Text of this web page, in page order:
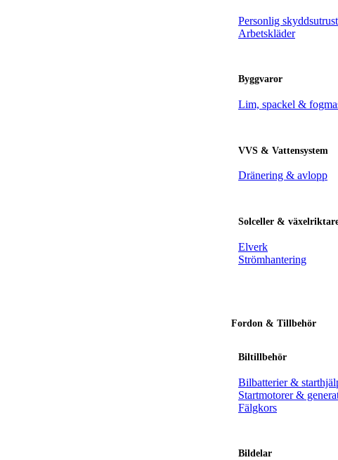
Personlig
Arbetskläder
Byggvaror
Lim, spackel &
VVS & Vattensystem
Dränering & avlopp
Solceller &
Elverk
Strömhantering
Fordon & Tillbehör
Biltillbehör
Bilbatterier &
Startmotorer &
Fälgkors
Bildelar